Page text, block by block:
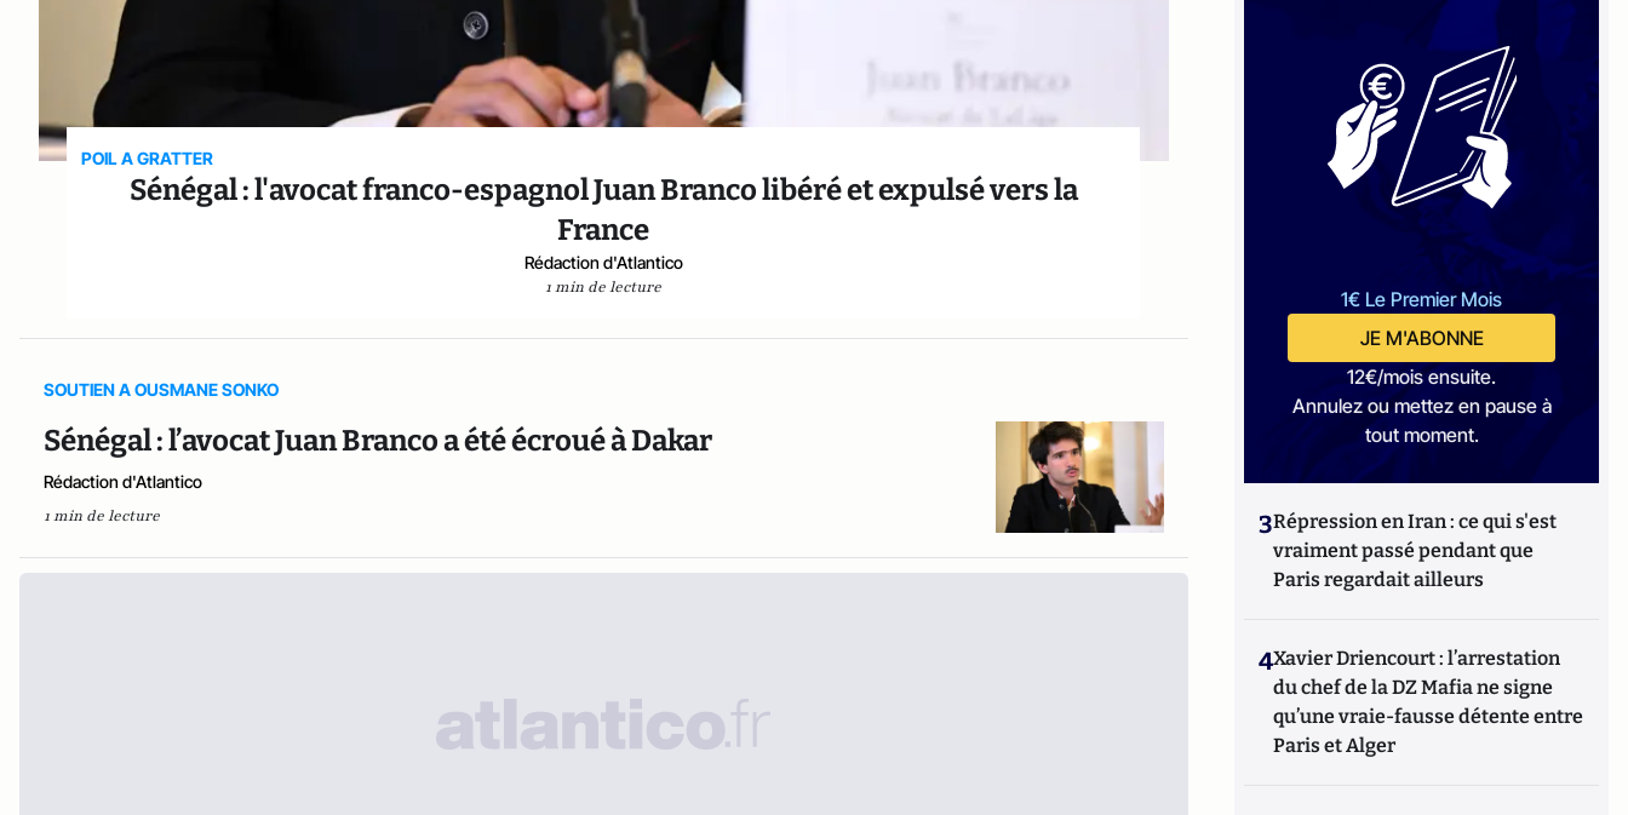
POIL A GRATTER
Sénégal : l'avocat franco-espagnol Juan Branco libéré et expulsé vers la
France
Rédaction d'Atlantico
1 min de lecture
SOUTIEN A OUSMANE SONKO
Sénégal : l’avocat Juan Branco a été écroué à Dakar
Rédaction d'Atlantico
1 min de lecture
1€ Le Premier Mois
JE M'ABONNE
12€/mois ensuite.
Annulez ou mettez en pause à
tout moment.
3Répression en Iran : ce qui s'est
vraiment passé pendant que
Paris regardait ailleurs
4Xavier Driencourt : l’arrestation
du chef de la DZ Mafia ne signe
qu’une vraie-fausse détente entre
Paris et Alger